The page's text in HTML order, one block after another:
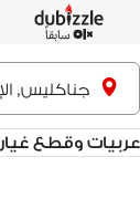
عربيات وقطع غيار